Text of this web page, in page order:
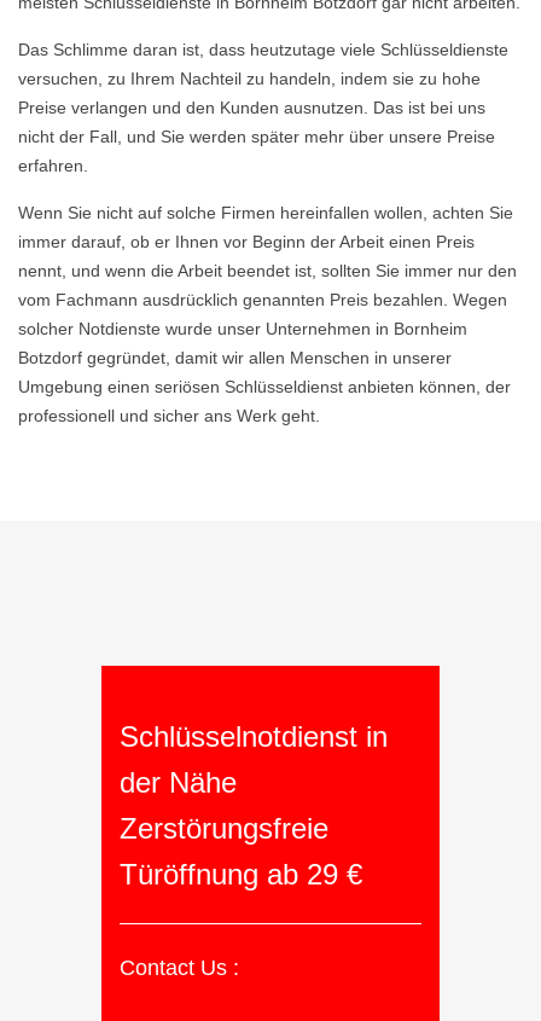
Das Schlimme daran ist, dass heutzutage viele Schlüsseldienste
versuchen, zu Ihrem Nachteil zu handeln, indem sie zu hohe
Preise verlangen und den Kunden ausnutzen. Das ist bei uns
nicht der Fall, und Sie werden später mehr über unsere Preise
erfahren.
Wenn Sie nicht auf solche Firmen hereinfallen wollen, achten Sie
immer darauf, ob er Ihnen vor Beginn der Arbeit einen Preis
nennt, und wenn die Arbeit beendet ist, sollten Sie immer nur den
vom Fachmann ausdrücklich genannten Preis bezahlen. Wegen
solcher Notdienste wurde unser Unternehmen in Bornheim
Botzdorf gegründet, damit wir allen Menschen in unserer
Umgebung einen seriösen Schlüsseldienst anbieten können, der
professionell und sicher ans Werk geht.
Schlüsselnotdienst in
der Nähe
Zerstörungsfreie
Türöffnung ab 29 €
Contact Us :